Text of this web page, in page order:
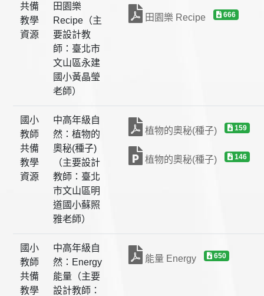
共備
教學
資源
田園樂
Recipe（主
要設計教
師：臺北市
文山區永建
國小黃晶瑩
老師）
田園樂 Recipe 666
國小
教師
共備
教學
資源
中高年級自
然：植物的
奧秘(種子)
（主要設計
教師：臺北
市文山區明
道國小蘇照
雅老師）
植物的奧秘(種子) 159
植物的奧秘(種子) 146
國小
教師
共備
教學
中高年級自
然：Energy
能量（主要
設計教師：
能量 Energy 650